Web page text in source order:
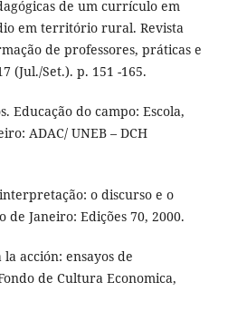
de um currículo em
em território rural. Revista
de professores, práticas e
(Jul./Set.). p. 151 -165.
Educação do campo: Escola,
ADAC/ UNEB – DCH
o discurso e o
de Janeiro: Edições 70, 2000.
la acción: ensayos de
de Cultura Economica,